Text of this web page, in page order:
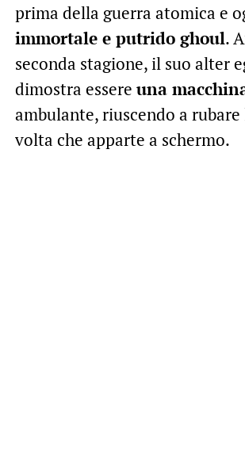
prima della guerra atomica e
immortale e putrido ghoul.
seconda stagione, il suo alter
dimostra essere una
ambulante, riuscendo a rubare
volta che apparte a schermo.